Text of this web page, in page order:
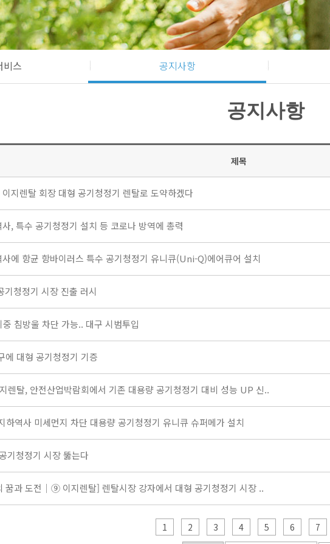
비스 공지사항
공지사항
제목
지렌탈 회장 대형 공기청정기 렌탈로 도약하겠다
, 특수 공기청정기 설치 등 코로나 방역에 총력
에 항균 항바이러스 특수 공기청정기 유니큐(Uni-Q)에어큐어 설치
기청정기 시장 진출 러시
침방울 차단 가능.. 대구 시범투입
에 대형 공기청정기 기증
렌탈, 안전산업박람회에서 기존 대용량 공기청정기 대비 성능 UP 신..
하역사 미세먼지 차단 대용량 공기청정기 유니큐 슈퍼메가 설치
기청정기 시장 뚫는다
꿈과 도전│⑨ 이지렌탈] 렌탈시장 강자에서 대형 공기청정기 시장 ..
1 2 3 4 5 6 7